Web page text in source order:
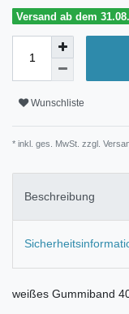
Versand ab dem
Wunschliste
* inkl. ges. MwSt. zzgl.
Beschreibung
weißes Gummiband